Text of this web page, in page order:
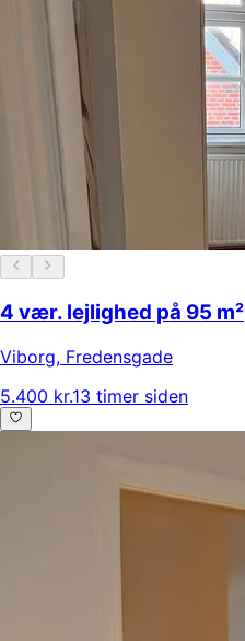
4 vær. lejlighed på 95 m²
Viborg, Fredensgade
5.400 kr.13 timer siden